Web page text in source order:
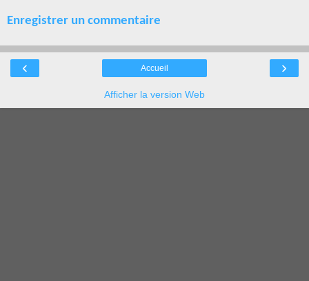
Enregistrer un commentaire
‹ ›
Accueil
Afficher la version Web